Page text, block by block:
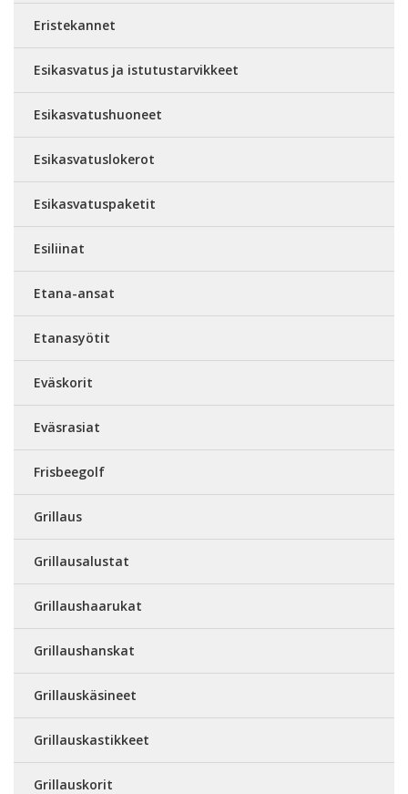
Eristekannet
Esikasvatus ja istutustarvikkeet
Esikasvatushuoneet
Esikasvatuslokerot
Esikasvatuspaketit
Esiliinat
Etana-ansat
Etanasyötit
Eväskorit
Eväsrasiat
Frisbeegolf
Grillaus
Grillausalustat
Grillaushaarukat
Grillaushanskat
Grillauskäsineet
Grillauskastikkeet
Grillauskorit